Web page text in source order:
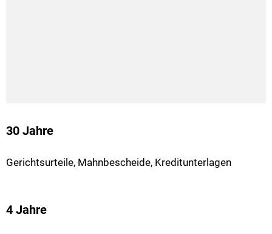
30 Jahre
Gerichtsurteile, Mahnbescheide, Kreditunterlagen
4 Jahre